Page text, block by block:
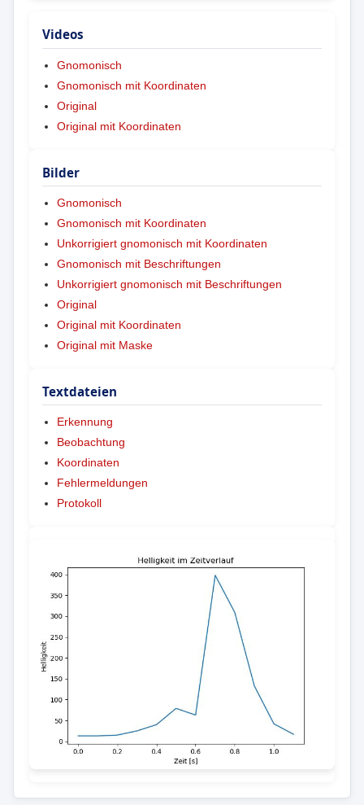
Videos
Gnomonisch
Gnomonisch mit Koordinaten
Original
Original mit Koordinaten
Bilder
Gnomonisch
Gnomonisch mit Koordinaten
Unkorrigiert gnomonisch mit Koordinaten
Gnomonisch mit Beschriftungen
Unkorrigiert gnomonisch mit Beschriftungen
Original
Original mit Koordinaten
Original mit Maske
Textdateien
Erkennung
Beobachtung
Koordinaten
Fehlermeldungen
Protokoll